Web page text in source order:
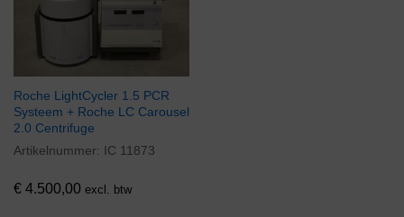
Roche LightCycler 1.5 PCR
Systeem + Roche LC Carousel
2.0 Centrifuge
Artikelnummer: IC 11873
€ 4.500,00 excl. btw